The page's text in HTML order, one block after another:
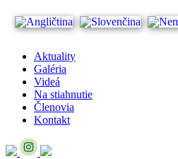
Aktuality
Galéria
Videá
Na stiahnutie
Členovia
Kontakt